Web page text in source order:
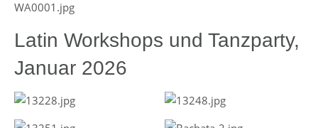
Latin Workshops und Tanzparty,
Januar 2026